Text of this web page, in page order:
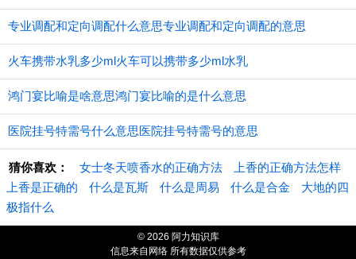
专业调配和定向调配什么意思专业调配和定向调配的意思
火车携带水乳多少ml火车可以携带多少ml水乳
鸿门宴比喻是啥意思鸿门宴比喻的是什么意思
医院挂号特需号什么意思医院挂号特需号的意思
猜你喜欢： 女士冬天喷香水的正确方法
上香的正确方法怎样
上香是正确的
什么是瓦斯 什么是周易 什么是合金
大地的四
极指什么
© 2026 阿力知识库
信息来自网络 所有数据仅供参考